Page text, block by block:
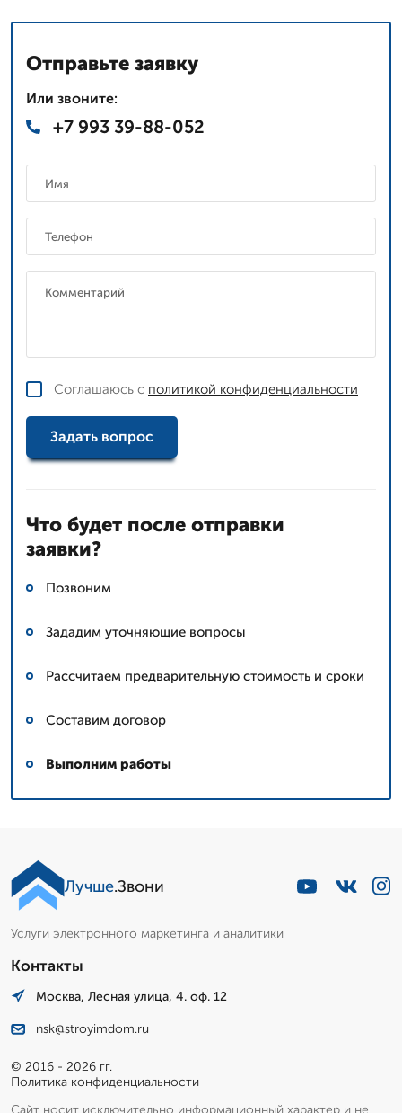
Отправьте заявку
Или звоните:
+7 993 39-88-052
Соглашаюсь с политикой конфиденциальности
Задать вопрос
Что будет после отправки
заявки?
Позвоним
Зададим уточняющие вопросы
Рассчитаем предварительную стоимость и сроки
Составим договор
Выполним работы
Лучше.Звони
Услуги электронного маркетинга и аналитики
Контакты
Москва, Лесная улица, 4. оф. 12
nsk@stroyimdom.ru
© 2016 - 2026 гг.
Политика конфиденциальности